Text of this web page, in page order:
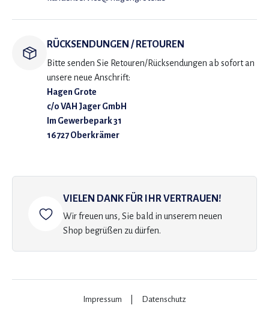
RÜCKSENDUNGEN / RETOUREN
Bitte senden Sie Retouren/Rücksendungen ab sofort an
unsere neue Anschrift:
Hagen Grote
c/o VAH Jager GmbH
Im Gewerbepark 31
16727 Oberkrämer
VIELEN DANK FÜR IHR VERTRAUEN!
Wir freuen uns, Sie bald in unserem neuen
Shop begrüßen zu dürfen.
Impressum Datenschutz